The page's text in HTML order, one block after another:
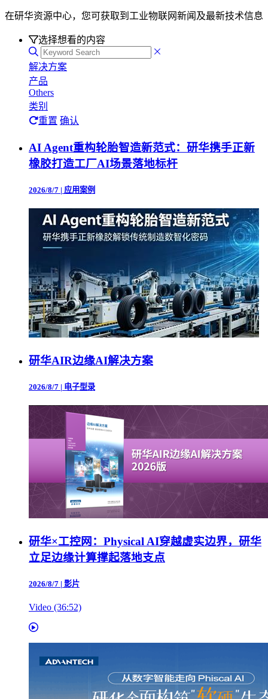
在研华资源中心，您可获取到工业物联网新闻及最新技术信息
选择想看的内容
解决方案
产品
Others
类别
重置 确认
AI Agent重构轮胎智造新范式：研华携手正新
橡胶打造工厂AI场景落地标杆
2026/8/7 | 应用案例
研华AIR边缘AI解决方案
2026/8/7 | 电子型录
研华×工控网：Physical AI穿越虚实边界，研华
立足边缘计算撑起落地支点
2026/8/7 | 影片
Video (36:52)